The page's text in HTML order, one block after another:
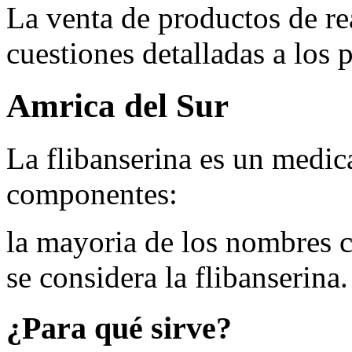
La venta de productos de
cuestiones detalladas a los
Amrica del Sur
La flibanserina es un
componentes:
la mayoria de los nombres
se considera la flibanserina.
¿Para qué sirve?